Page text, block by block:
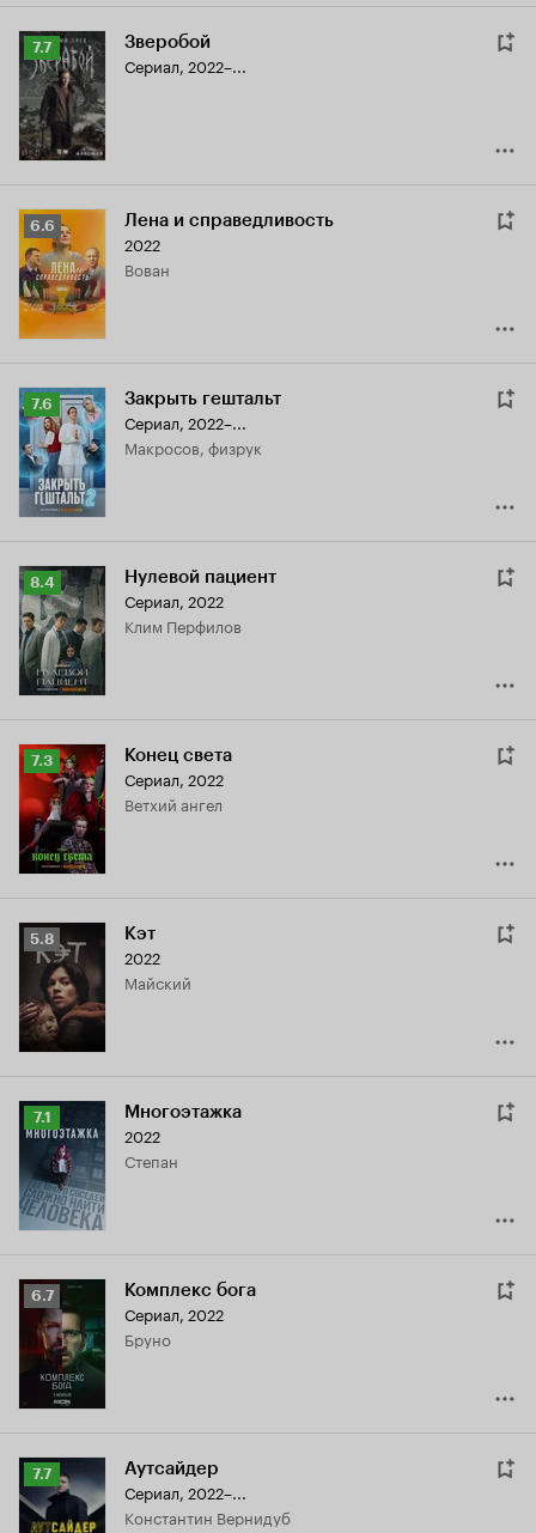
Рейтинг
Кинопоиска
7.7
7.7 Зверобой
Сериал, 2022–...
Рейтинг
Кинопоиска
6.6
6.6 Лена и справедливость
2022
Вован
Рейтинг
Кинопоиска
7.6
7.6 Закрыть гештальт
Сериал, 2022–...
Макросов, физрук
Рейтинг
Кинопоиска
8.4
8.4 Нулевой пациент
Сериал, 2022
Клим Перфилов
Рейтинг
Кинопоиска
7.3
7.3 Конец света
Сериал, 2022
Ветхий ангел
Рейтинг
Кинопоиска
5.8
5.8 Кэт
2022
Майский
Рейтинг
Кинопоиска
7.1 Многоэтажка
2022
Степан
Рейтинг
Кинопоиска
6.7
6.7 Комплекс бога
Сериал, 2022
Бруно
Рейтинг
Кинопоиска
7.7
7.7 Аутсайдер
Сериал, 2022–...
Константин Вернидуб